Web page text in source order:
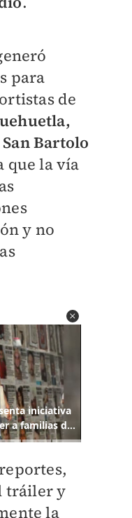
para
de
Bartolo
que la vía
y no
tráiler y
la